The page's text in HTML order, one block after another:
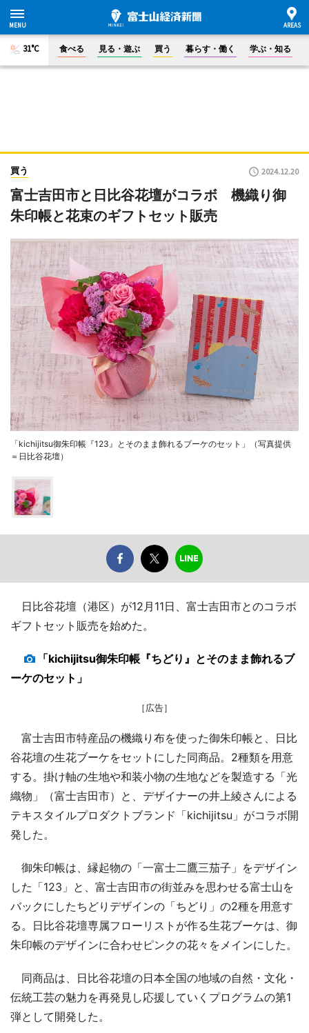
31°C 食べる 見る・遊ぶ 買う 暮らす・働く 学ぶ・知る
買う 2024.12.20
富士吉田市と日比谷花壇がコラボ 機織り御
朱印帳と花束のギフトセット販売
「kichijitsu御朱印帳『123』とそのまま飾れるブーケのセット」（写真提供
＝日比谷花壇）
日比谷花壇（港区）が12月11日、富士吉田市とのコラボ
ギフトセット販売を始めた。
「kichijitsu御朱印帳『ちどり』とそのまま飾れるブ
ーケのセット」
［広告］
富士吉田市特産品の機織り布を使った御朱印帳と、日比
谷花壇の生花ブーケをセットにした同商品。2種類を用意
する。掛け軸の生地や和装小物の生地などを製造する「光
織物」（富士吉田市）と、デザイナーの井上綾さんによる
テキスタイルプロダクトブランド「kichijitsu」がコラボ開
発した。
御朱印帳は、縁起物の「一富士二鷹三茄子」をデザイン
した「123」と、富士吉田市の街並みを思わせる富士山を
バックにしたちどりデザインの「ちどり」の2種を用意す
る。日比谷花壇専属フローリストが作る生花ブーケは、御
朱印帳のデザインに合わせピンクの花々をメインにした。
同商品は、日比谷花壇の日本全国の地域の自然・文化・
伝統工芸の魅力を再発見し応援していくプログラムの第1
弾として開発した。